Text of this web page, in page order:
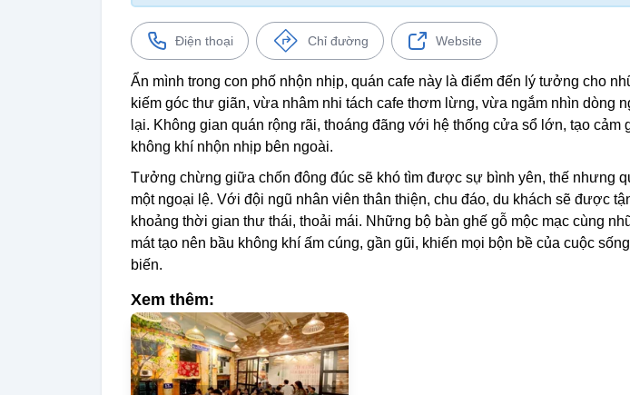
Điện thoại Chỉ đường Website
Ẩn mình trong con phố nhộn nhịp, quán cafe này là điểm đến lý tưởng cho
kiếm góc thư giãn, vừa nhâm nhi tách cafe thơm lừng, vừa ngắm nhìn dòng
lại. Không gian quán rộng rãi, thoáng đãng với hệ thống cửa sổ lớn, tạo cảm
không khí nhộn nhịp bên ngoài.
Tưởng chừng giữa chốn đông đúc sẽ khó tìm được sự bình yên, thế nhưng
một ngoại lệ. Với đội ngũ nhân viên thân thiện, chu đáo, du khách sẽ được
khoảng thời gian thư thái, thoải mái. Những bộ bàn ghế gỗ mộc mạc cùng
mát tạo nên bầu không khí ấm cúng, gần gũi, khiến mọi bộn bề của cuộc
biến.
Xem thêm: